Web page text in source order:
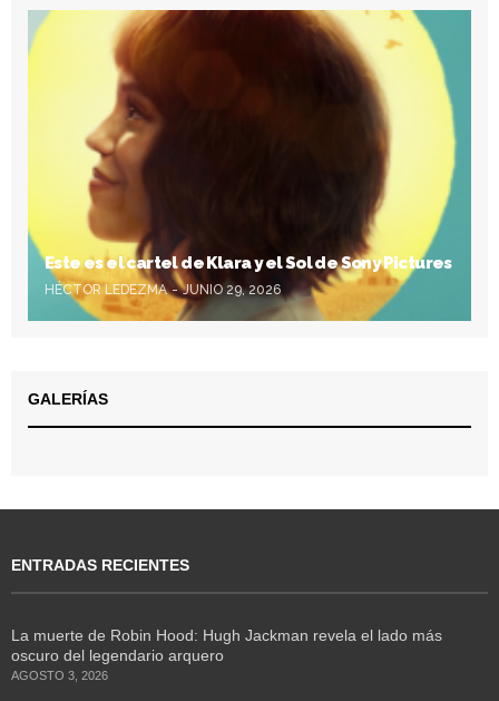
Este es el cartel de Klara y el Sol de Sony Pictures
HÉCTOR LEDEZMA JUNIO 29, 2026
GALERÍAS
ENTRADAS RECIENTES
La muerte de Robin Hood: Hugh Jackman revela el lado más
oscuro del legendario arquero
AGOSTO 3, 2026